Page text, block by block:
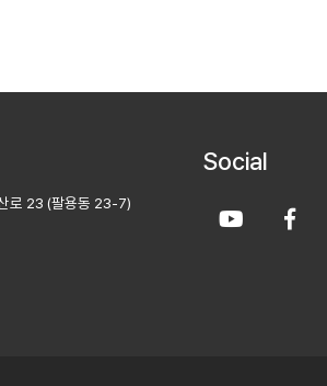
로 23 (팔용동 23-7)
Social